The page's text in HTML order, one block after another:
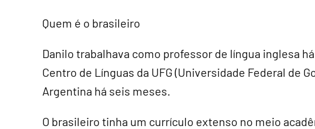
Quem é o brasileiro
Danilo trabalhava como professor de língua inglesa
Centro de Línguas da UFG (Universidade Federal de
Argentina há seis meses.
O brasileiro tinha um currículo extenso no meio